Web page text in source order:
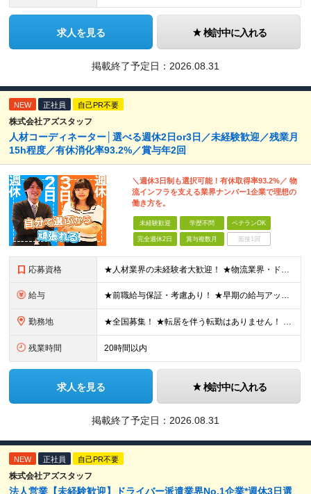
求人を見る 検討中に入れる
掲載終了予定日： 2026.08.31
NEW 正社員 自己PR不要
株式会社アズスタッフ
人材コーディネーター│選べる週休2日or3日／未経験歓迎／残業月
15h程度／有休消化率93.2%／賞与年2回
＼週休3日制も選択可能！有休取得率93.2%／ 物
流インフラを支える業界ナンバー1企業で理想の
働き方を。
未経験歓迎 学歴不問 ベテランOK
完全週休2日 賞与複数月 面接1回
応募資格 ★人材業界の未経験者大歓迎！ ★物流業界・ドライバー経験は不問！ ★学歴不問！ ★第二新卒歓迎！ ★ブランクOK！ ＼こんな方にピッタリです！／ ・「圧倒的No.1」を目指す環境で、熱く働きたい方
給与 ★前職給与保証・考慮あり！ ★早期の給与アップが可能です 月給24万9113円以上＋賞与年2回＋各種手当 ※経験やスキルを考慮し決定します。 ※試用期間6カ月（その間の給与・待遇に差異はありません
勤務地 ★全国募集！ ★転居を伴う転勤はありません！ ★U・Iターン歓迎！ ＼本社／ 東京都新宿区西新宿1-20-3 西新宿髙木ビル2階 ＼希望の拠点・営業所に配属します！／ 【北海道・東北エリア】 北海
残業時間 20時間以内
求人を見る 検討中に入れる
掲載終了予定日： 2026.08.31
NEW 正社員 自己PR不要
株式会社アズスタッフ
法人営業【未経験歓迎】ドライバー派遣業界No.1企業*週休3日選